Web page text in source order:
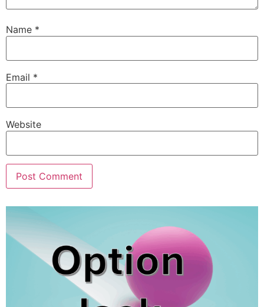
Name *
Email *
Website